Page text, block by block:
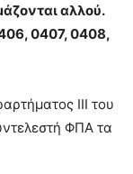
αλλού.
0407, 0408,
ΙΙΙ του
ΦΠΑ τα